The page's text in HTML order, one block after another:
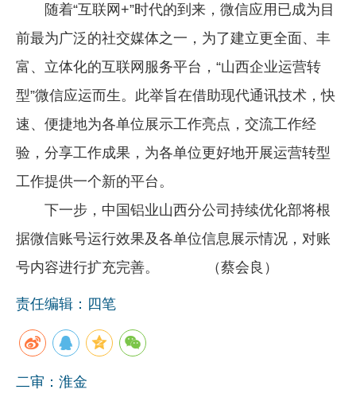
企业文化
《资源再生》杂志
数字报
随着“互联网+”时代的到来，微信应用已成为目
前最为广泛的社交媒体之一，为了建立更全面、丰
富、立体化的互联网服务平台，“山西企业运营转
型”微信应运而生。此举旨在借助现代通讯技术，快
速、便捷地为各单位展示工作亮点，交流工作经
验，分享工作成果，为各单位更好地开展运营转型
工作提供一个新的平台。
下一步，中国铝业山西分公司持续优化部将根
据微信账号运行效果及各单位信息展示情况，对账
号内容进行扩充完善。 （蔡会良）
责任编辑：四笔
二审：淮金